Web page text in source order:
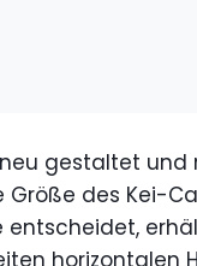
gestaltet
Größe des Kei-
entscheidet,
horizontalen